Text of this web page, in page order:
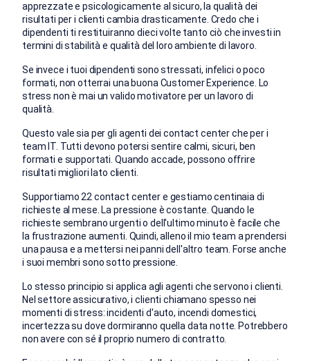
apprezzate e psicologicamente al sicuro, la qualità dei
risultati per i clienti cambia drasticamente. Credo che i
dipendenti ti restituiranno dieci volte tanto ciò che investi in
termini di stabilità e qualità del loro ambiente di lavoro.
Se invece i tuoi dipendenti sono stressati, infelici o poco
formati, non otterrai una buona Customer Experience. Lo
stress non è mai un valido motivatore per un lavoro di
qualità.
Questo vale sia per gli agenti dei contact center che per i
team IT. Tutti devono potersi sentire calmi, sicuri, ben
formati e supportati. Quando accade, possono offrire
risultati migliori lato clienti.
Supportiamo 22 contact center e gestiamo centinaia di
richieste al mese. La pressione è costante. Quando le
richieste sembrano urgenti o dell'ultimo minuto è facile che
la frustrazione aumenti. Quindi, alleno il mio team a prendersi
una pausa e a mettersi nei panni dell'altro team. Forse anche
i suoi membri sono sotto pressione.
Lo stesso principio si applica agli agenti che servono i clienti.
Nel settore assicurativo, i clienti chiamano spesso nei
momenti di stress: incidenti d'auto, incendi domestici,
incertezza su dove dormiranno quella data notte. Potrebbero
non avere con sé il proprio numero di contratto.